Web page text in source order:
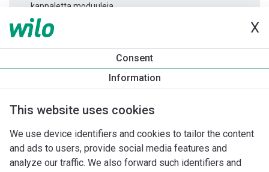
X
Consent
Information
This website uses cookies
We use device identifiers and cookies to tailor the content
and ads to users, provide social media features and
analyze our traffic. We also forward such identifiers and
kappaletta moduuleja.
Tuotetietoa